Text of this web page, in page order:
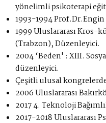
yönelimli psikoterapi
1993-1994
1999 Uluslararası
(Trabzon), Düzenleyici.
2004 ‘Beden' : XIII.
düzenleyici.
Çeşitli ulusal
2006 Uluslararası
2017 4. Teknoloji
2017-2018 Uluslararası